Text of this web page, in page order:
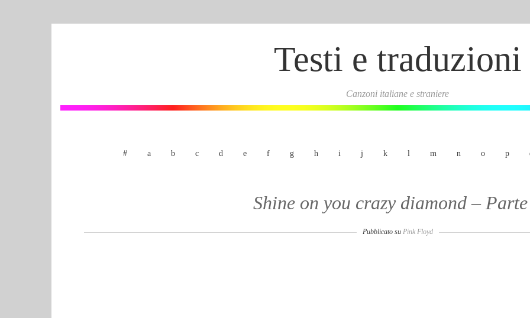
Testi e traduzioni
Canzoni italiane e straniere
# a b c d e f g h i j k l m n o p
Shine on you crazy diamond –
Pubblicato su Pink Floyd